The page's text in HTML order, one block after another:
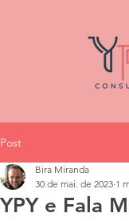
Post
YPY e Fala
Bira Miranda
30 de mai. de 2023 1